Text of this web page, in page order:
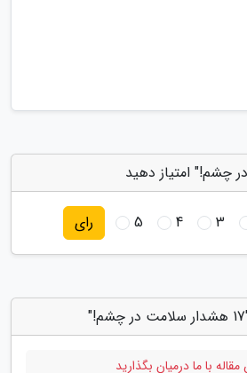
3
4
5 رای
با ما درمیان بگذارید